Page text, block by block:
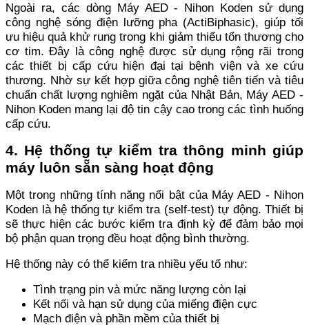
Ngoài ra, các dòng Máy AED - Nihon Koden sử dụng
công nghệ sóng điện lưỡng pha (ActiBiphasic), giúp tối
ưu hiệu quả khử rung trong khi giảm thiểu tổn thương cho
cơ tim. Đây là công nghệ được sử dụng rộng rãi trong
các thiết bị cấp cứu hiện đại tại bệnh viện và xe cứu
thương. Nhờ sự kết hợp giữa công nghệ tiên tiến và tiêu
chuẩn chất lượng nghiêm ngặt của Nhật Bản, Máy AED -
Nihon Koden mang lại độ tin cậy cao trong các tình huống
cấp cứu.
4. Hệ thống tự kiểm tra thông minh giúp
máy luôn sẵn sàng hoạt động
Một trong những tính năng nổi bật của Máy AED - Nihon
Koden là hệ thống tự kiểm tra (self-test) tự động. Thiết bị
sẽ thực hiện các bước kiểm tra định kỳ để đảm bảo mọi
bộ phận quan trọng đều hoạt động bình thường.
Hệ thống này có thể kiểm tra nhiều yếu tố như:
Tình trạng pin và mức năng lượng còn lại
Kết nối và hạn sử dụng của miếng điện cực
Mạch điện và phần mềm của thiết bị